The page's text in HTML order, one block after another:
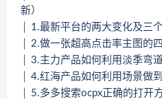
新）
│ 1.最新平台的两大变化及三
│ 2.做一张超高点击率主图的
│ 3.主力产品如何利用淡季弯
│ 4.红海产品如何利用场景做
│ 5.多多搜索ocpx正确的打开